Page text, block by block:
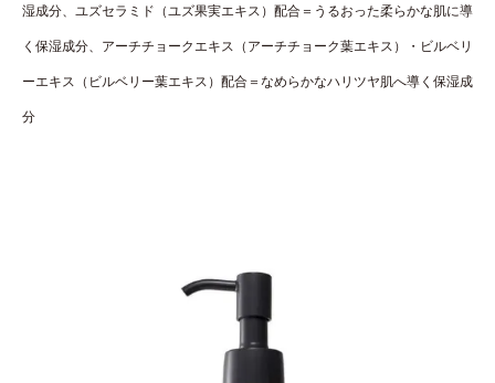
湿成分、ユズセラミド（ユズ果実エキス）配合＝うるおった柔らかな肌に導
く保湿成分、アーチチョークエキス（アーチチョーク葉エキス）・ビルベリ
ーエキス（ビルベリー葉エキス）配合＝なめらかなハリツヤ肌へ導く保湿成
分